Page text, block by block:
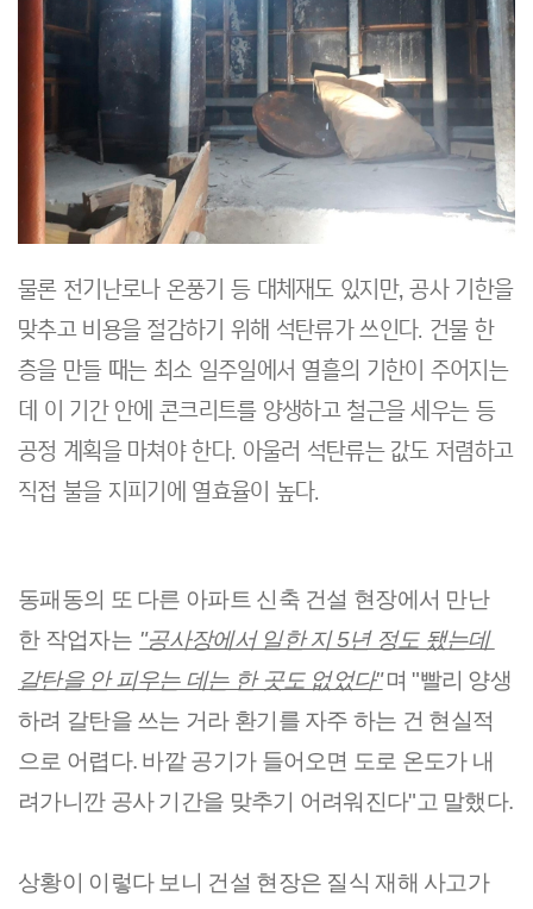
물론 전기난로나 온풍기 등 대체재도 있지만, 공사 기한을
맞추고 비용을 절감하기 위해 석탄류가 쓰인다. 건물 한
층을 만들 때는 최소 일주일에서 열흘의 기한이 주어지는
데 이 기간 안에 콘크리트를 양생하고 철근을 세우는 등
공정 계획을 마쳐야 한다. 아울러 석탄류는 값도 저렴하고
직접 불을 지피기에 열효율이 높다.
동패동의 또 다른 아파트 신축 건설 현장에서 만난
한 작업자는 "공사장에서 일한 지 5년 정도 됐는데
갈탄을 안 피우는 데는 한 곳도 없었다" 며 "빨리 양생
하려 갈탄을 쓰는 거라 환기를 자주 하는 건 현실적
으로 어렵다. 바깥 공기가 들어오면 도로 온도가 내
려가니깐 공사 기간을 맞추기 어려워진다"고 말했다.
상황이 이렇다 보니 건설 현장은 질식 재해 사고가